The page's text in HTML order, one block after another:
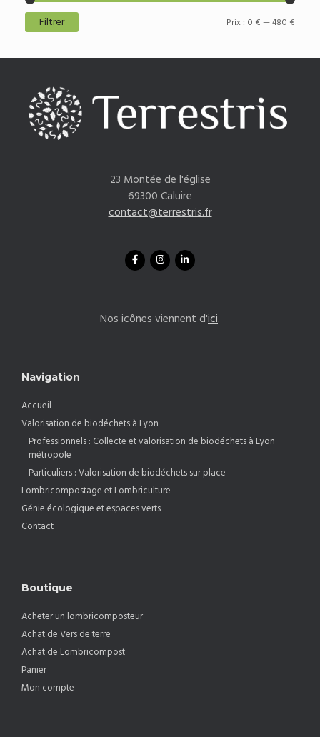
Filtrer Prix : 0 € —480 €
23 Montée de l'église
69300 Caluire
contact@terrestris.fr
Nos icônes viennent d'ici.
Navigation
Accueil
Valorisation de biodéchets à Lyon
Professionnels : Collecte et valorisation de biodéchets à Lyon
métropole
Particuliers : Valorisation de biodéchets sur place
Lombricompostage et Lombriculture
Génie écologique et espaces verts
Contact
Boutique
Acheter un lombricomposteur
Achat de Vers de terre
Achat de Lombricompost
Panier
Mon compte